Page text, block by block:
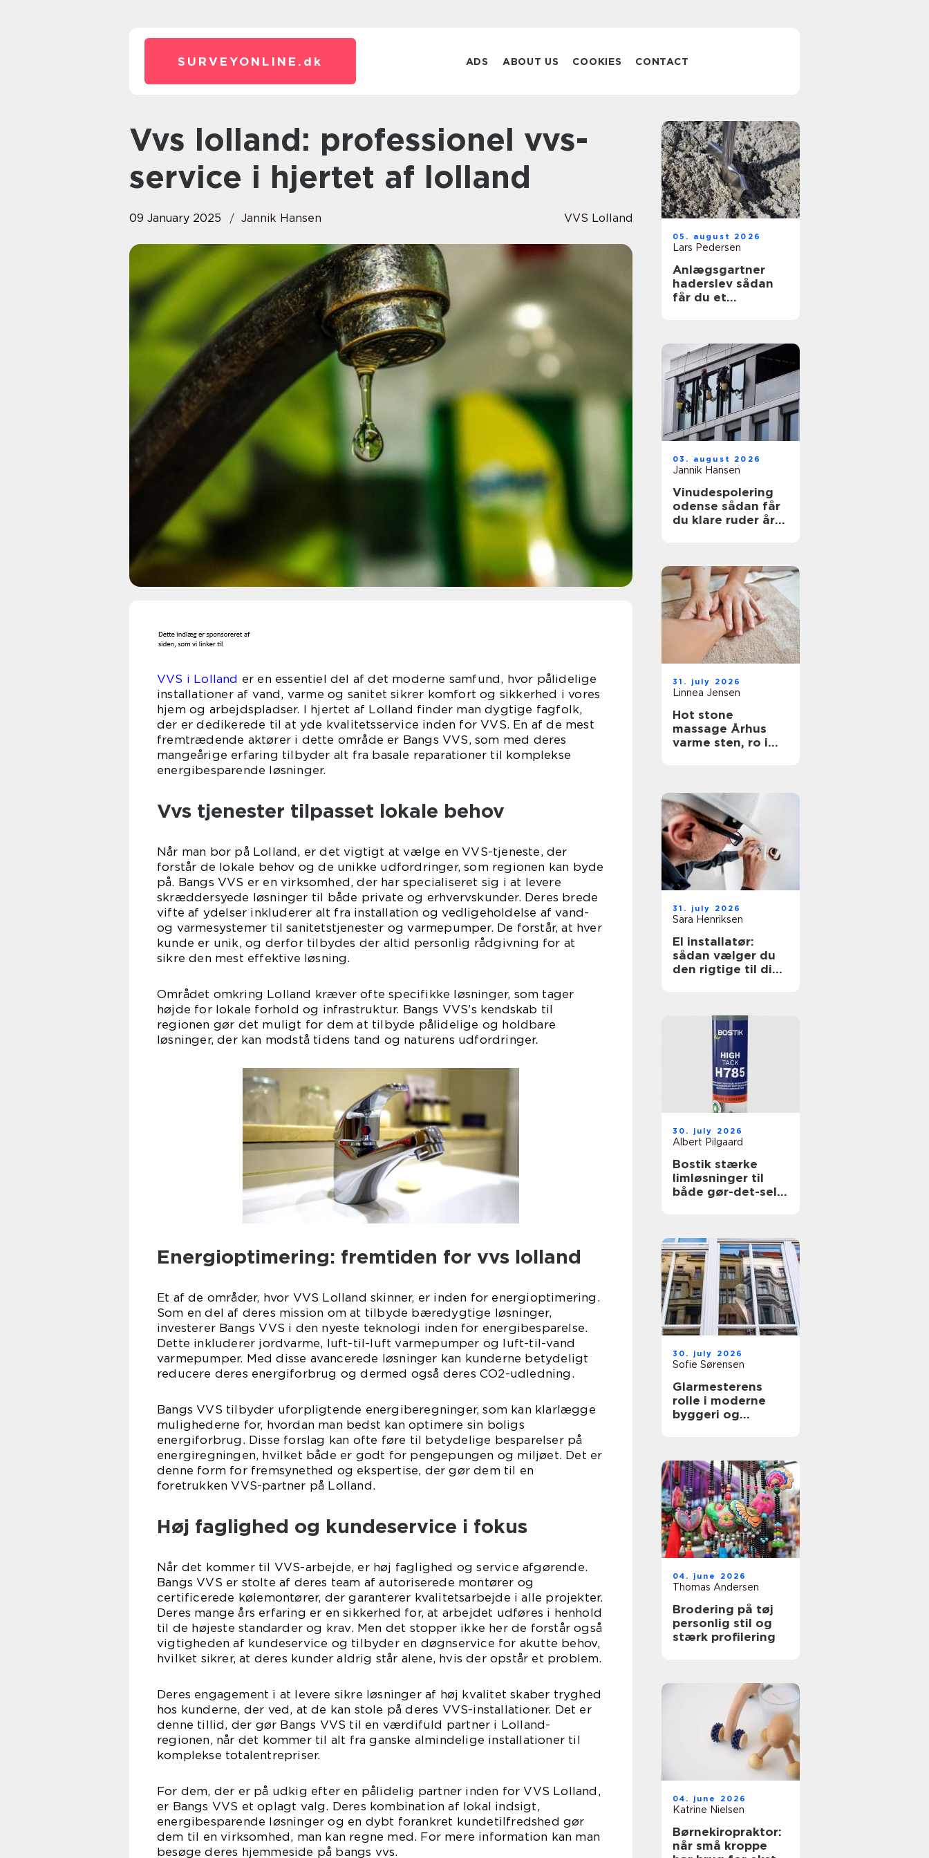
SURVEYONLINE. dk ADS ABOUT US COOKIES CONTACT
Vvs lolland: professionel vvs-
service i hjertet af lolland
09 January 2025 Jannik Hansen VVS Lolland
VVS i Lolland er en essentiel del af det moderne samfund, hvor pålidelige
installationer af vand, varme og sanitet sikrer komfort og sikkerhed i vores
hjem og arbejdspladser. I hjertet af Lolland finder man dygtige fagfolk,
der er dedikerede til at yde kvalitetsservice inden for VVS. En af de mest
fremtrædende aktører i dette område er Bangs VVS, som med deres
mangeårige erfaring tilbyder alt fra basale reparationer til komplekse
energibesparende løsninger.
Vvs tjenester tilpasset lokale behov
Når man bor på Lolland, er det vigtigt at vælge en VVS-tjeneste, der
forstår de lokale behov og de unikke udfordringer, som regionen kan byde
på. Bangs VVS er en virksomhed, der har specialiseret sig i at levere
skræddersyede løsninger til både private og erhvervskunder. Deres brede
vifte af ydelser inkluderer alt fra installation og vedligeholdelse af vand-
og varmesystemer til sanitetstjenester og varmepumper. De forstår, at hver
kunde er unik, og derfor tilbydes der altid personlig rådgivning for at
sikre den mest effektive løsning.
Området omkring Lolland kræver ofte specifikke løsninger, som tager
højde for lokale forhold og infrastruktur. Bangs VVS’s kendskab til
regionen gør det muligt for dem at tilbyde pålidelige og holdbare
løsninger, der kan modstå tidens tand og naturens udfordringer.
Energioptimering: fremtiden for vvs lolland
Et af de områder, hvor VVS Lolland skinner, er inden for energioptimering.
Som en del af deres mission om at tilbyde bæredygtige løsninger,
investerer Bangs VVS i den nyeste teknologi inden for energibesparelse.
Dette inkluderer jordvarme, luft-til-luft varmepumper og luft-til-vand
varmepumper. Med disse avancerede løsninger kan kunderne betydeligt
reducere deres energiforbrug og dermed også deres CO2-udledning.
Bangs VVS tilbyder uforpligtende energiberegninger, som kan klarlægge
mulighederne for, hvordan man bedst kan optimere sin boligs
energiforbrug. Disse forslag kan ofte føre til betydelige besparelser på
energiregningen, hvilket både er godt for pengepungen og miljøet. Det er
denne form for fremsynethed og ekspertise, der gør dem til en
foretrukken VVS-partner på Lolland.
Høj faglighed og kundeservice i fokus
Når det kommer til VVS-arbejde, er høj faglighed og service afgørende.
Bangs VVS er stolte af deres team af autoriserede montører og
certificerede kølemontører, der garanterer kvalitetsarbejde i alle projekter.
Deres mange års erfaring er en sikkerhed for, at arbejdet udføres i henhold
til de højeste standarder og krav. Men det stopper ikke her de forstår også
vigtigheden af kundeservice og tilbyder en døgnservice for akutte behov,
hvilket sikrer, at deres kunder aldrig står alene, hvis der opstår et problem.
Deres engagement i at levere sikre løsninger af høj kvalitet skaber tryghed
hos kunderne, der ved, at de kan stole på deres VVS-installationer. Det er
denne tillid, der gør Bangs VVS til en værdifuld partner i Lolland-
regionen, når det kommer til alt fra ganske almindelige installationer til
komplekse totalentrepriser.
For dem, der er på udkig efter en pålidelig partner inden for VVS Lolland,
er Bangs VVS et oplagt valg. Deres kombination af lokal indsigt,
energibesparende løsninger og en dybt forankret kundetilfredshed gør
dem til en virksomhed, man kan regne med. For mere information kan man
besøge deres hjemmeside på bangs vvs.
05. august 2026
Lars Pedersen
Anlægsgartner
haderslev sådan
får du et
03. august 2026
Jannik Hansen
Vinudespolering
odense sådan får
du klare ruder året
31. july 2026
Linnea Jensen
Hot stone
massage Århus
varme sten, ro i
31. july 2026
Sara Henriksen
El installatør:
sådan vælger du
den rigtige til dine
30. july 2026
Albert Pilgaard
Bostik stærke
limløsninger til
både gør-det-selv
30. july 2026
Sofie Sørensen
Glarmesterens
rolle i moderne
byggeri og
04. june 2026
Thomas Andersen
Brodering på tøj
personlig stil og
stærk profilering
04. june 2026
Katrine Nielsen
Børnekiropraktor:
når små kroppe